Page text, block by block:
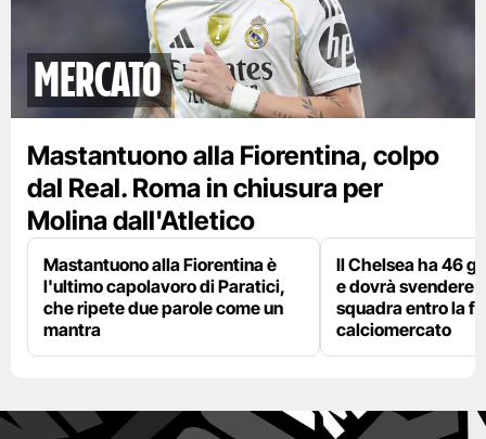
mercato
Mastantuono alla Fiorentina, colpo
dal Real. Roma in chiusura per
Molina dall'Atletico
Mastantuono alla Fiorentina è
l'ultimo capolavoro di Paratici,
che ripete due parole come un
mantra
Il Chelsea ha 46
e dovrà svendere
squadra entro la
calciomercato